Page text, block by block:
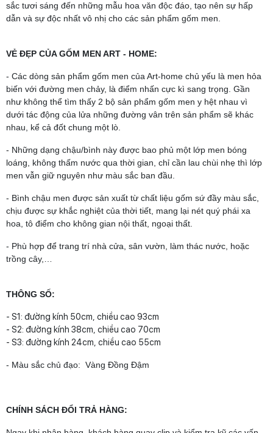
sắc tươi sáng đến những mẫu hoa văn độc đáo, tạo nên sự hấp
dẫn và sự độc nhất vô nhị cho các sản phẩm gốm men.
VẺ ĐẸP CỦA GỐM MEN ART - HOME:
- Các dòng sản phẩm gốm men của Art-home chủ yếu là men hỏa
biến với đường men chảy, là điểm nhấn cực kì sang trọng. Gần
như không thể tìm thấy 2 bộ sản phẩm gốm men y hệt nhau vì
dưới tác động của lửa những đường vân trên sản phẩm sẽ khác
nhau, kể cả đốt chung một lò.
- Những dạng chậu/bình này được bao phủ một lớp men bóng
loáng, không thấm nước qua thời gian, chỉ cần lau chùi nhẹ thì lớp
men vẫn giữ nguyên như màu sắc ban đầu.
- Bình chậu men được sản xuất từ chất liệu gốm sứ đầy màu sắc,
chịu được sự khắc nghiệt của thời tiết, mang lại nét quý phái xa
hoa, tô điểm cho không gian nội thất, ngoại thất.
- Phù hợp để trang trí nhà cửa, sân vườn, làm thác nước, hoặc
trồng cây,…
THÔNG SỐ:
- S1: đường kính 50cm, chiều cao 93cm
- S2: đường kính 38cm, chiều cao 70cm
- S3: đường kính 24cm, chiều cao 55cm
- Màu sắc chủ đạo: Vàng Đồng Đậm
CHÍNH SÁCH ĐỔI TRẢ HÀNG: